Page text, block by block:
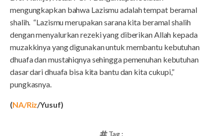
mengungkapkan bahwa Lazismu adalah tempat beramal
shalih. “Lazismu merupakan sarana kita beramal shalih
dengan menyalurkan rezeki yang diberikan Allah kepada
muzakkinya yang digunakan untuk membantu kebutuhan
dhuafa dan mustahiqnya sehingga pemenuhan kebutuhan
dasar dari dhuafa bisa kita bantu dan kita cukupi,”
pungkasnya.
(NA/Riz/Yusuf)
Tag :